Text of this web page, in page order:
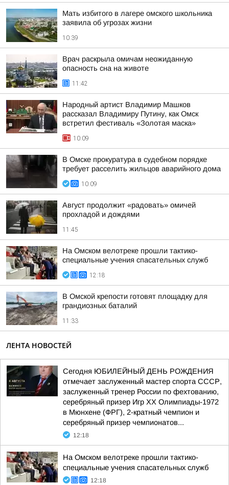
Мать избитого в лагере омского школьника
заявила об угрозах жизни
10:39
Врач раскрыла омичам неожиданную
опасность сна на животе
11:42
Народный артист Владимир Машков
рассказал Владимиру Путину, как Омск
встретил фестиваль «Золотая маска»
10:09
В Омске прокуратура в судебном порядке
требует расселить жильцов аварийного дома
10:09
Август продолжит «радовать» омичей
прохладой и дождями
11:45
На Омском велотреке прошли тактико-
специальные учения спасательных служб
12:18
В Омской крепости готовят площадку для
грандиозных баталий
11:33
ЛЕНТА НОВОСТЕЙ
Сегодня ЮБИЛЕЙНЫЙ ДЕНЬ РОЖДЕНИЯ
отмечает заслуженный мастер спорта СССР,
заслуженный тренер России по фехтованию,
серебряный призер Игр XX Олимпиады-1972
в Мюнхене (ФРГ), 2-кратный чемпион и
серебряный призер чемпионатов...
12:18
На Омском велотреке прошли тактико-
специальные учения спасательных служб
12:18